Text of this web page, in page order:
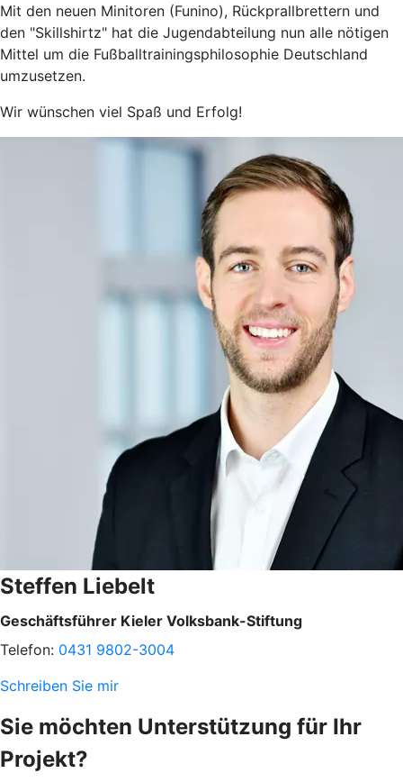
Mit den neuen Minitoren (Funino), Rückprallbrettern und
den "Skillshirtz" hat die Jugendabteilung nun alle nötigen
Mittel um die Fußballtrainingsphilosophie Deutschland
umzusetzen.
Wir wünschen viel Spaß und Erfolg!
Steffen Liebelt
Geschäftsführer Kieler Volksbank-Stiftung
Telefon: 0431 9802-3004
Schreiben Sie mir
Sie möchten Unterstützung für Ihr
Projekt?